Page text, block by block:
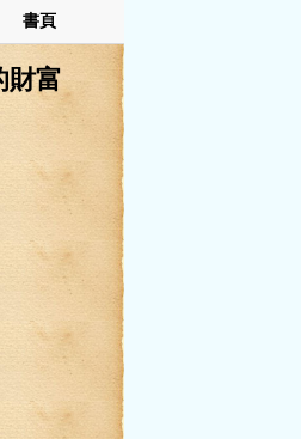
書頁
財富